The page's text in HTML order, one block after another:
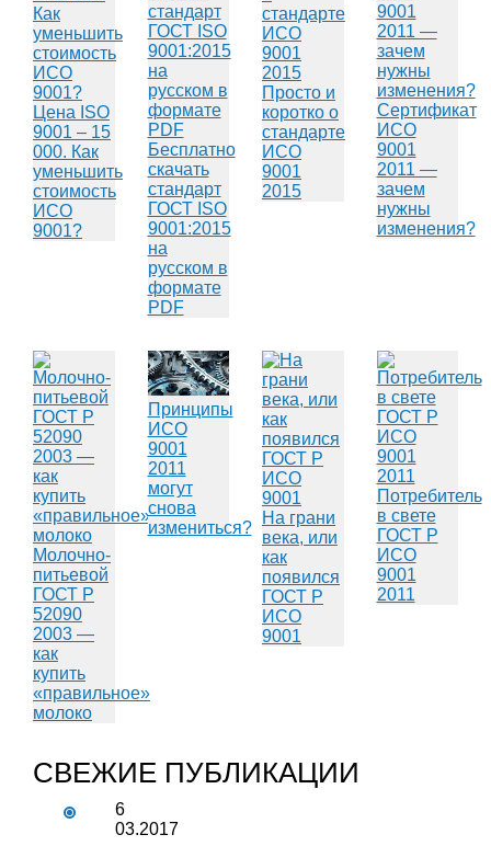
Цена ISO
9001 – 15
000. Как
уменьшить
стоимость
ИСО
9001?
Бесплатно
скачать
стандарт
ГОСТ ISO
9001:2015
на
русском в
формате
PDF
Просто и
коротко о
стандарте
ИСО
9001
2015
Сертификат
ИСО
9001
2011 —
зачем
нужны
изменения?
Молочно-
питьевой
ГОСТ Р
52090
2003 —
как
купить
«правильное»
молоко
Принципы
ИСО
9001
2011
могут
снова
измениться?
На грани
века, или
как
появился
ГОСТ Р
ИСО
9001
Потребитель
в свете
ГОСТ Р
ИСО
9001
2011
СВЕЖИЕ ПУБЛИКАЦИИ
6
03.2017